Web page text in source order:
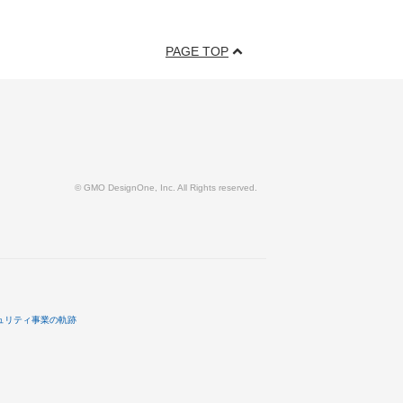
PAGE TOP
© GMO DesignOne, Inc. All Rights reserved.
リティ事業の軌跡